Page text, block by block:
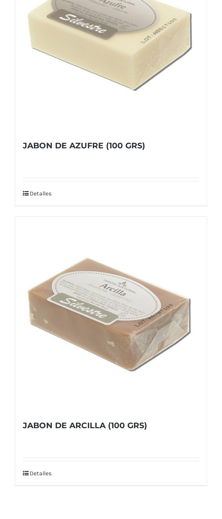
JABON DE AZUFRE (100 GRS)
Detalles
JABON DE ARCILLA (100 GRS)
Detalles